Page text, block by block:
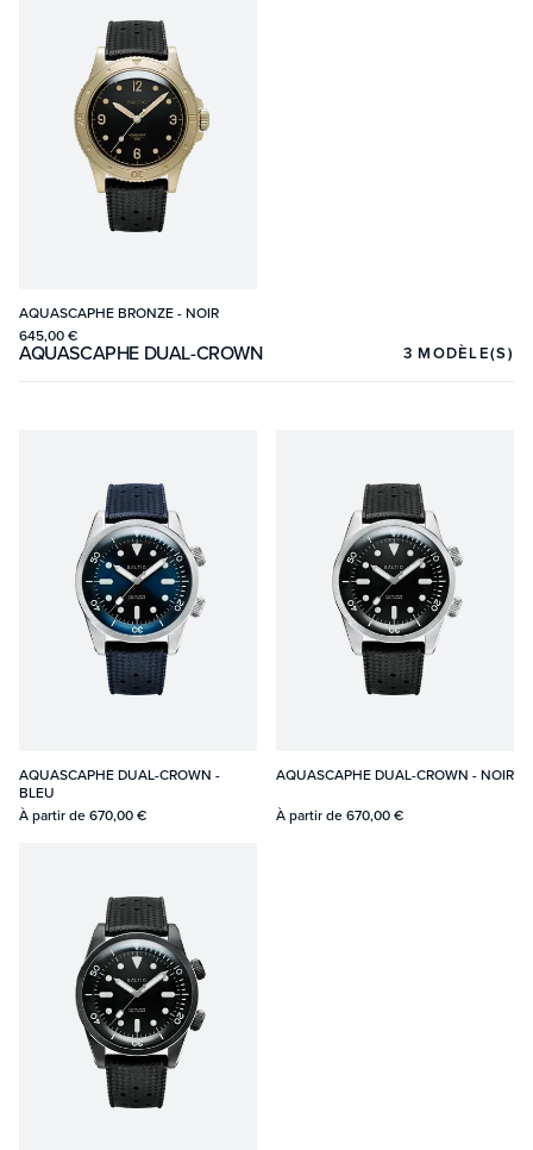
AQUASCAPHE BRONZE - NOIR
645,00 €
AQUASCAPHE DUAL-CROWN 3 MODÈLE(S)
AQUASCAPHE DUAL-CROWN -
BLEU
À partir de670,00 €
AQUASCAPHE DUAL-CROWN - NOIR
À partir de670,00 €